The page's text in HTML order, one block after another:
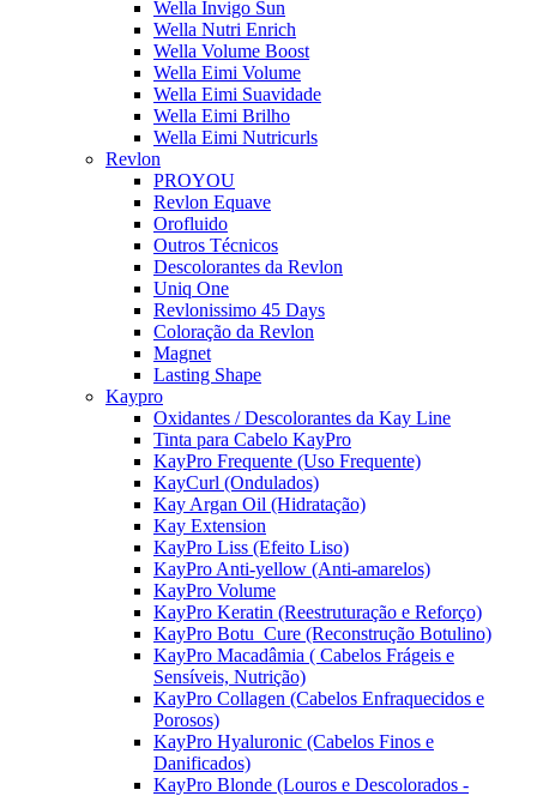
Wella Invigo Sun
Wella Nutri Enrich
Wella Volume Boost
Wella Eimi Volume
Wella Eimi Suavidade
Wella Eimi Brilho
Wella Eimi Nutricurls
Revlon
PROYOU
Revlon Equave
Orofluido
Outros Técnicos
Descolorantes da Revlon
Uniq One
Revlonissimo 45 Days
Coloração da Revlon
Magnet
Lasting Shape
Kaypro
Oxidantes / Descolorantes da Kay Line
Tinta para Cabelo KayPro
KayPro Frequente (Uso Frequente)
KayCurl (Ondulados)
Kay Argan Oil (Hidratação)
Kay Extension
KayPro Liss (Efeito Liso)
KayPro Anti-yellow (Anti-amarelos)
KayPro Volume
KayPro Keratin (Reestruturação e Reforço)
KayPro Botu_Cure (Reconstrução Botulino)
KayPro Macadâmia ( Cabelos Frágeis e
Sensíveis, Nutrição)
KayPro Collagen (Cabelos Enfraquecidos e
Porosos)
KayPro Hyaluronic (Cabelos Finos e
Danificados)
KayPro Blonde (Louros e Descolorados -